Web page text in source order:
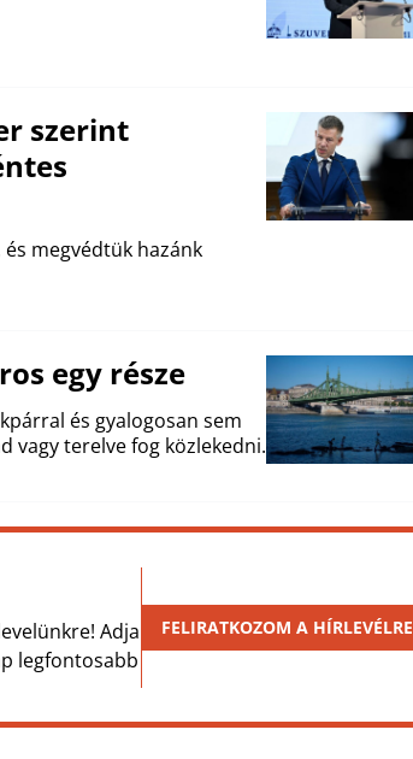
szerint
megvédtük hazánk
egy része
és gyalogosan sem
vagy terelve fog közlekedni.
Adja
legfontosabb
FELIRATKOZOM A HÍRLEVÉLRE